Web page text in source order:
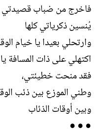
فاخرج من ضباب قصيدتي
يُنسين ذكرياتي كلها
وارتحلي بعيدا يا خيام
اكتهلي على ذات المسافة
فقد منحت خطيئتي،
وطني الموزع بين ذئب
وبين أوقات الذئاب